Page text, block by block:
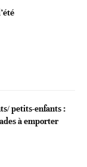
petits-enfants :
à emporter